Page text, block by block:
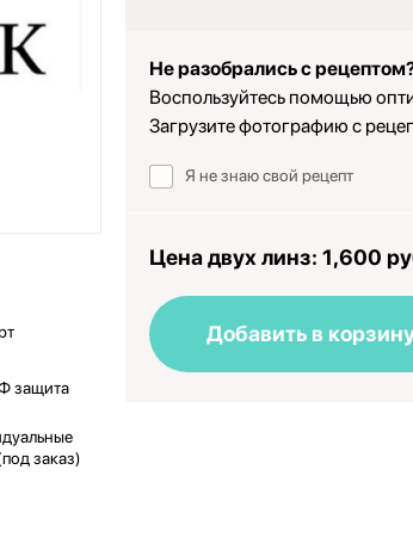
защита
заказ)
Не разобрались с
Воспользуйтесь помощью
Загрузите фотографию с
Я не знаю свой рецепт
Цена двух линз:1,600
Добавить в